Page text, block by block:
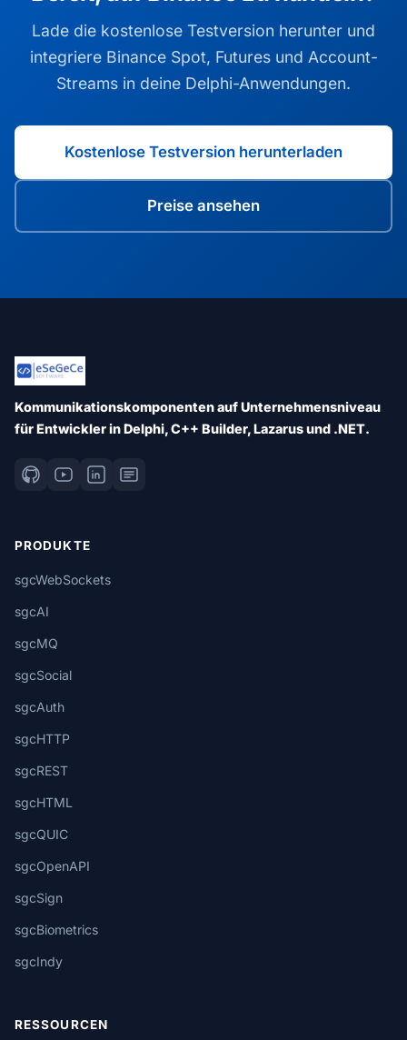
Lade die kostenlose Testversion herunter und
integriere Binance Spot, Futures und Account-
Streams in deine Delphi-Anwendungen.
Kostenlose Testversion herunterladen
Preise ansehen
Kommunikationskomponenten auf Unternehmensniveau
für Entwickler in Delphi, C++ Builder, Lazarus und .NET.
PRODUKTE
sgcWebSockets
sgcAI
sgcMQ
sgcSocial
sgcAuth
sgcHTTP
sgcREST
sgcHTML
sgcQUIC
sgcOpenAPI
sgcSign
sgcBiometrics
sgcIndy
RESSOURCEN